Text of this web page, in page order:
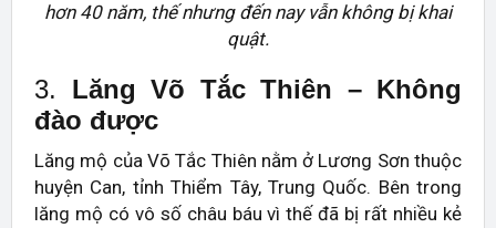
hơn 40 năm, thế nhưng đến nay vẫn không bị khai
quật.
3. Lăng Võ Tắc Thiên – Không
đào được
Lăng mộ của Võ Tắc Thiên nằm ở Lương Sơn thuộc
huyện Can, tỉnh Thiểm Tây, Trung Quốc. Bên trong
lăng mộ có vô số châu báu vì thế đã bị rất nhiều kẻ